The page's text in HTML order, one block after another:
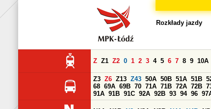
Rozkłady jazdy
Z Z1 Z2 0 1 2 3 4 5 6 7 8 9 10A
Z3 Z6 Z13 Z43 50A 50B 51A 51B
68 69A 69B 70 71A 71B 72A 72B
91A 91B 91C 92A 92B 93 94 96